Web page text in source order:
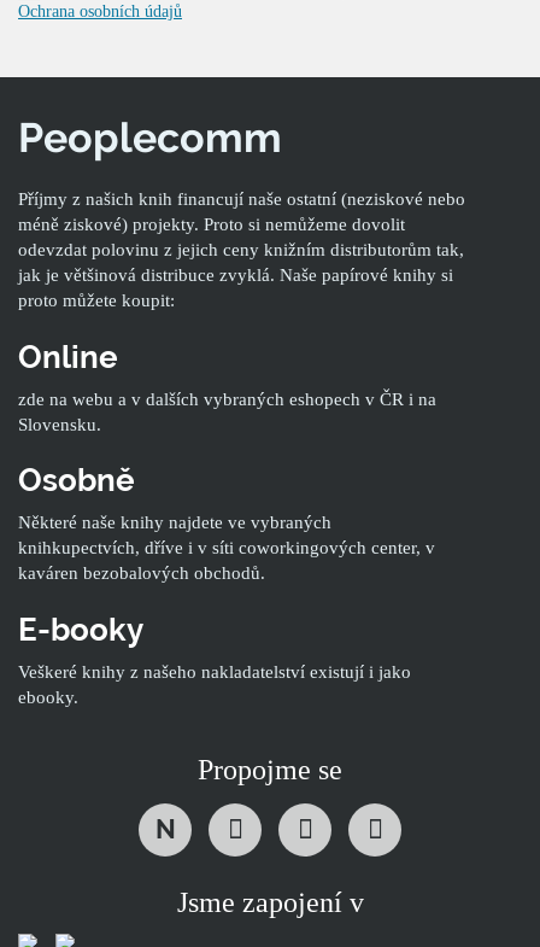
Ochrana osobních údajů
Peoplecomm
Příjmy z našich knih financují naše ostatní (neziskové nebo
méně ziskové) projekty. Proto si nemůžeme dovolit
odevzdat polovinu z jejich ceny knižním distributorům tak,
jak je většinová distribuce zvyklá. Naše papírové knihy si
proto můžete koupit:
Online
zde na webu a v dalších vybraných eshopech v ČR i na
Slovensku.
Osobně
Některé naše knihy najdete ve vybraných
knihkupectvích, dříve i v síti coworkingových center, v
kaváren bezobalových obchodů.
E-booky
Veškeré knihy z našeho nakladatelství existují i jako
ebooky.
Propojme se
N
Jsme zapojení v